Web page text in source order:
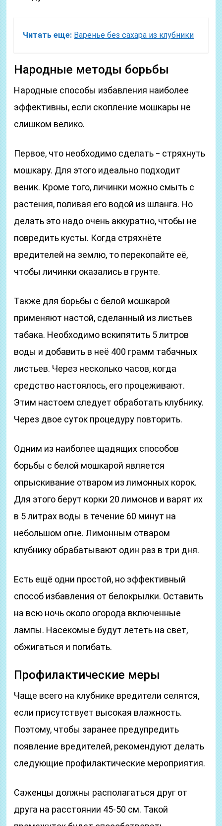
Читать еще: Варенье без сахара из клубники
Народные методы борьбы
Народные способы избавления наиболее
эффективны, если скопление мошкары не
слишком велико.
Первое, что необходимо сделать ‒ стряхнуть
мошкару. Для этого идеально подходит
веник. Кроме того, личинки можно смыть с
растения, поливая его водой из шланга. Но
делать это надо очень аккуратно, чтобы не
повредить кусты. Когда стряхнёте
вредителей на землю, то перекопайте её,
чтобы личинки оказались в грунте.
Также для борьбы с белой мошкарой
применяют настой, сделанный из листьев
табака. Необходимо вскипятить 5 литров
воды и добавить в неё 400 грамм табачных
листьев. Через несколько часов, когда
средство настоялось, его процеживают.
Этим настоем следует обработать клубнику.
Через двое суток процедуру повторить.
Одним из наиболее щадящих способов
борьбы с белой мошкарой является
опрыскивание отваром из лимонных корок.
Для этого берут корки 20 лимонов и варят их
в 5 литрах воды в течение 60 минут на
небольшом огне. Лимонным отваром
клубнику обрабатывают один раз в три дня.
Есть ещё одни простой, но эффективный
способ избавления от белокрылки. Оставить
на всю ночь около огорода включенные
лампы. Насекомые будут лететь на свет,
обжигаться и погибать.
Профилактические меры
Чаще всего на клубнике вредители селятся,
если присутствует высокая влажность.
Поэтому, чтобы заранее предупредить
появление вредителей, рекомендуют делать
следующие профилактические мероприятия.
Саженцы должны располагаться друг от
друга на расстоянии 45-50 см. Такой